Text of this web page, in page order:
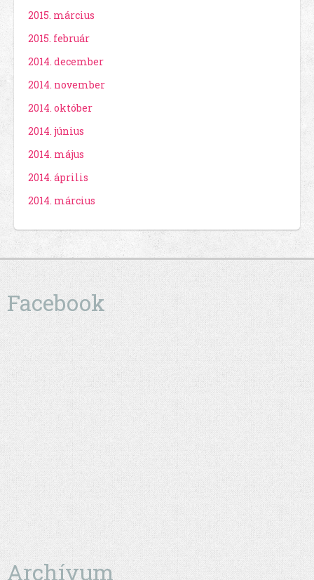
2015. március
2015. február
2014. december
2014. november
2014. október
2014. június
2014. május
2014. április
2014. március
Facebook
Archívum